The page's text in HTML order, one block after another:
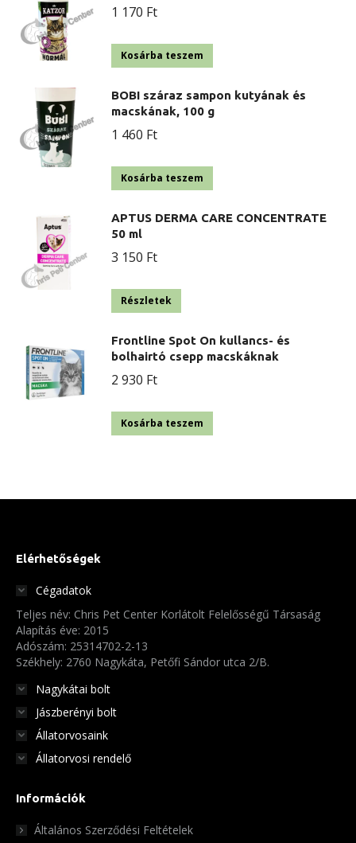
1 170 Ft
Kosárba teszem
BOBI száraz sampon kutyának és
macskának, 100 g
1 460 Ft
Kosárba teszem
APTUS DERMA CARE CONCENTRATE
50 ml
3 150 Ft
Részletek
Frontline Spot On kullancs- és
bolhairtó csepp macskáknak
2 930 Ft
Kosárba teszem
Elérhetőségek
Cégadatok
Teljes név: Chris Pet Center Korlátolt Felelősségű Társaság
Alapítás éve: 2015
Adószám: 25314702-2-13
Székhely: 2760 Nagykáta, Petőfi Sándor utca 2/B.
Nagykátai bolt
Jászberényi bolt
Állatorvosaink
Állatorvosi rendelő
Információk
Általános Szerződési Feltételek